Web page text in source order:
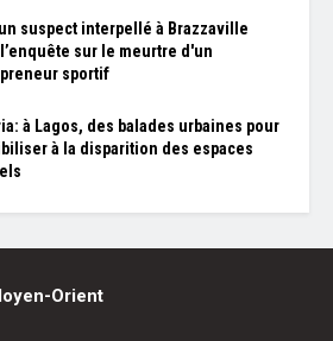
un suspect interpellé à Brazzaville
sur le meurtre d'un
sportif
à Lagos, des balades urbaines pour
à la disparition des espaces
Orient